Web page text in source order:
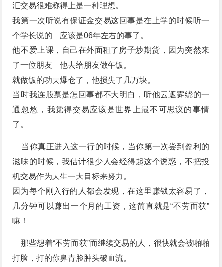
汇交易很难称得上是一种理想。
我第一次听说有保证金交易这回事是在上学的时候听一
个学长说的，应该是06年左右的事了。
他不爱上课，自己在外面租了房子炒期货，​因为突然来
了一位朋友，他去给朋友做午饭。
就做饭的功夫爆仓了，他损失了几万块。
当时我连股票是怎回事都不大明白，听他云遮雾绕的一
通忽悠，我觉得交易应该是世界上最不可思议的事情
了。
​ 当你真正进入这一行的时候，当你第一次尝到盈利的
滋味的时候，我估计很少人会经得起这个诱惑，不把投
机交易作为人生一大目标来努力。
因为每个刚入行的人都会发现，在这里赚钱太容易了，
几分钟可以赚出一个月的工资，这简直就是“不劳而获”
嘛！
那些想着“不劳而获”而继续交易的人，很快就会被啪啪
打脸，打的你鼻青脸肿头破血流。